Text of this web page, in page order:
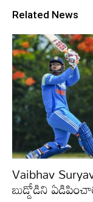
Related News
Vaibhav
బుడ్డోడిని